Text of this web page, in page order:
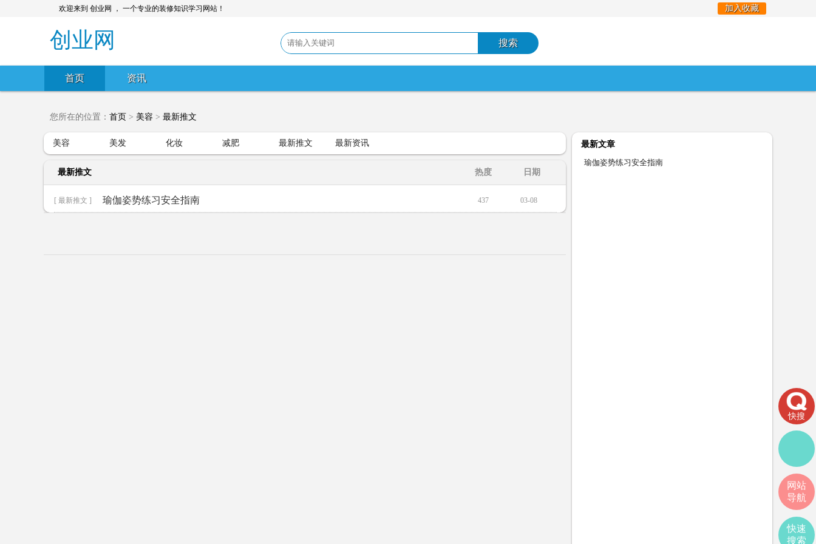
欢迎来到 创业网 ， 一个专业的装修知识学习网站！ 加入收藏
创业网
首页 资讯
您所在的位置： 首页 > 美容 > 最新推文
美容 美发 化妆 减肥 最新推文 最新资讯
最新推文 日期
热度
[ 最新推文 ] 瑜伽姿势练习安全指南 03-08
437
最新文章
瑜伽姿势练习安全指南
快搜
网站
导航
快速
搜索